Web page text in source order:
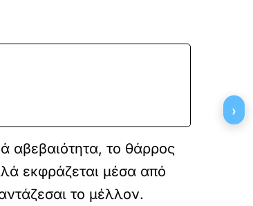
αβεβαιότητα, το θάρρος
εκφράζεται μέσα από
το μέλλον.
›